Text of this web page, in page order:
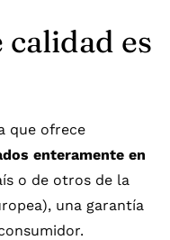
calidad es
que ofrece
enteramente en
o de otros de la
una garantía